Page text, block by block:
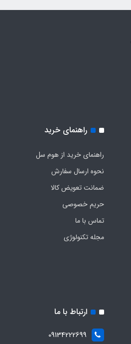
راهنمای خرید
راهنمای خرید از هوم سل
نحوه ارسال سفارش
ضمانت تعویض کالا
حریم خصوصی
تماس با ما
مجله تکنولوژی
ارتباط با ما
09134222699